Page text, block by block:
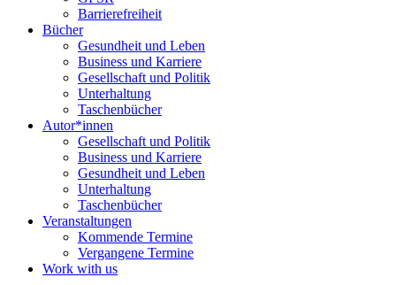
Barrierefreiheit
Bücher
Gesundheit und Leben
Business und Karriere
Gesellschaft und Politik
Unterhaltung
Taschenbücher
Autor*innen
Gesellschaft und Politik
Business und Karriere
Gesundheit und Leben
Unterhaltung
Taschenbücher
Veranstaltungen
Kommende Termine
Vergangene Termine
Work with us